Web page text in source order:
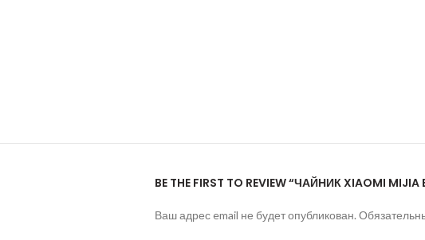
BE THE FIRST TO REVIEW “ЧАЙНИК XIAOMI MIJIA
Ваш адрес email не будет опубликован.